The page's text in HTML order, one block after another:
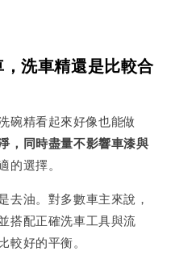
洗車精還是比較合
碗精看起來好像也能做
，同時盡量不影響車漆與
的選擇。
去油。對多數車主來說，
搭配正確洗車工具與流
較好的平衡。